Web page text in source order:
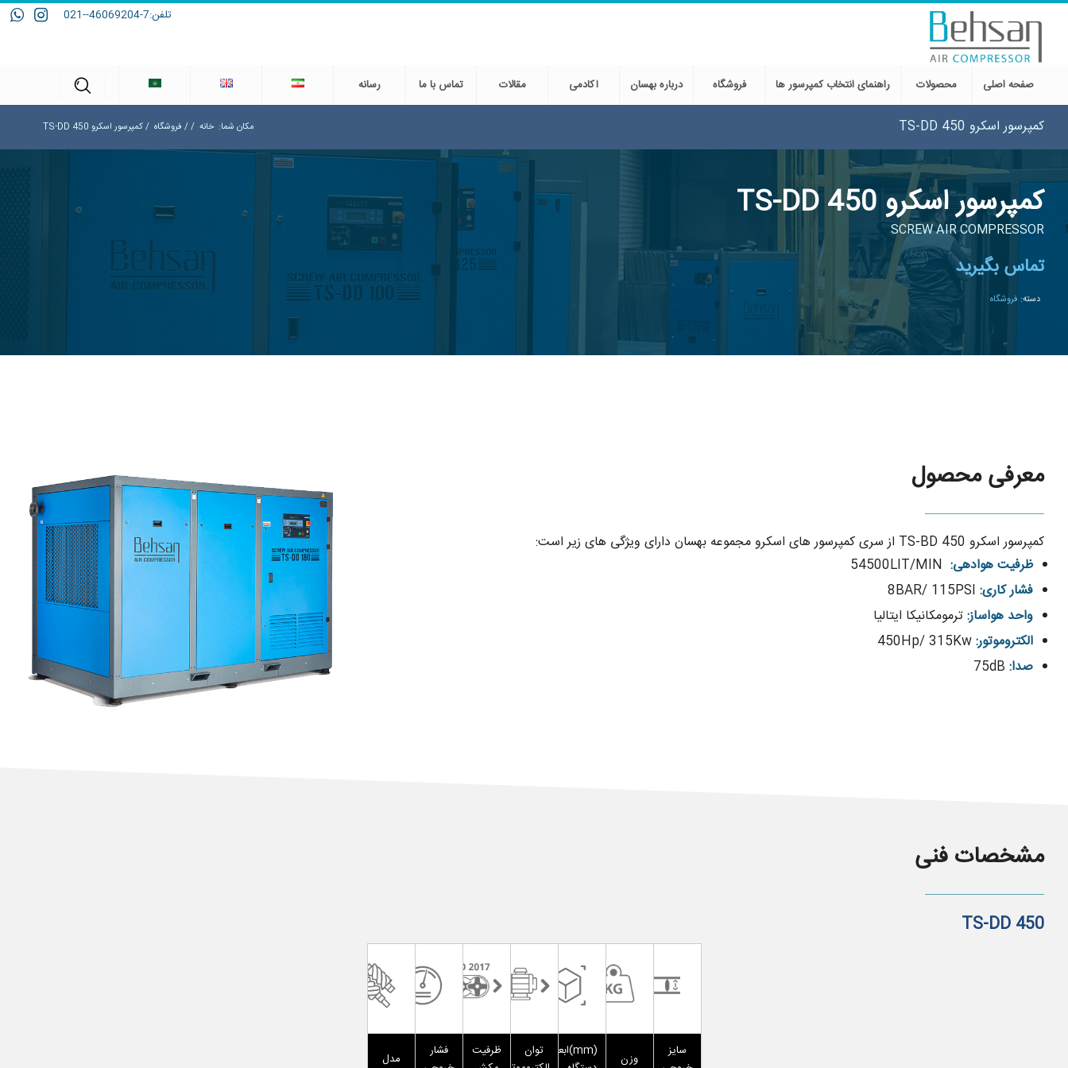
تلفن:7-46069204--021
صفحه اصلی محصولات راهنمای انتخاب کمپرسور ها فروشگاه درباره بهسان آکادمی مقالات تماس با ما رسانه
کمپرسور اسکرو TS-DD 450 مکان شما: خانه /
/ فروشگاه /کمپرسور اسکرو TS-DD 450
کمپرسور اسکرو TS-DD 450
SCREW AIR COMPRESSOR
تماس بگیرید
دسته: فروشگاه
معرفی محصول
کمپرسور اسکرو TS-BD 450 از سری کمپرسور های اسکرو مجموعه بهسان دارای ویژگی های زیر است:
ظرفیت هوادهی:
فشار کاری:
واحد هواساز:ترمومکانیکا ایتالیا
الکتروموتور:
صدا:
مشخصات فنی
TS-DD 450
سایز
وزن
(mm)ابعاد
توان
ظرفیت
فشار
مدل